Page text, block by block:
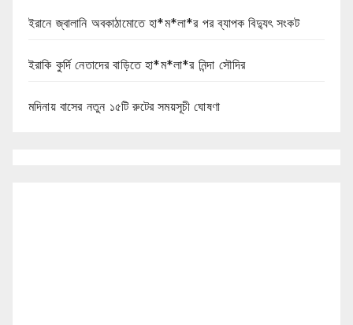
ইরানে জ্বালানি অবকাঠামোতে হা*ম*লা*র পর ব্যাপক বিদ্যুৎ সংকট
ইরাকি কুর্দি নেতাদের বাড়িতে হা*ম*লা*র নিন্দা সৌদির
মদিনায় বাসের নতুন ১৫টি রুটের সময়সূচী ঘোষণা